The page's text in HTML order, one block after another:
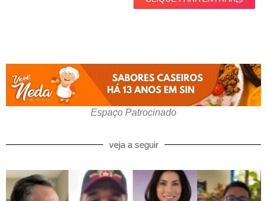
Espaço Patrocinado
veja a seguir